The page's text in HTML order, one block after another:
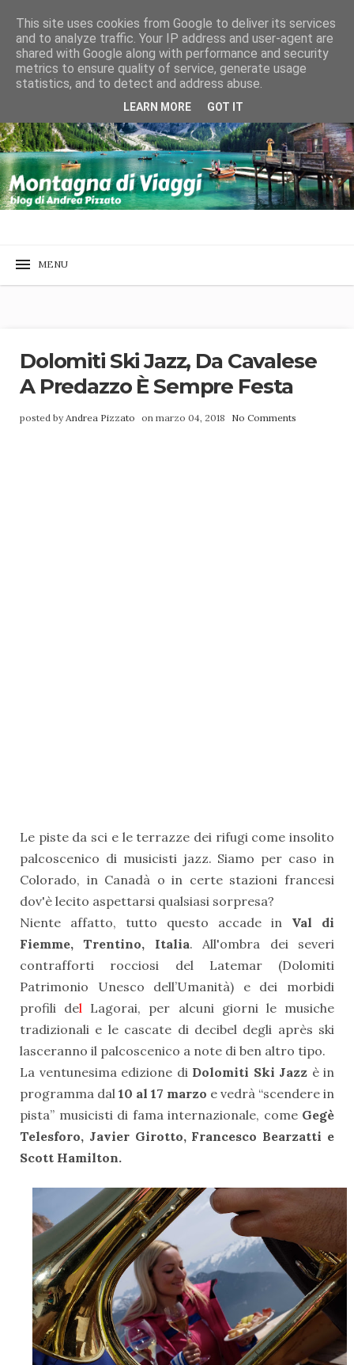
Dolomiti Ski Jazz, Da Cavalese
A Predazzo È Sempre Festa
posted by Andrea Pizzato on marzo 04, 2018 No Comments
Le piste da sci e le terrazze dei rifugi come insolito
palcoscenico di musicisti jazz. Siamo per caso in
Colorado, in Canadà o in certe stazioni francesi
dov'è lecito aspettarsi qualsiasi sorpresa?
Niente affatto, tutto questo accade in Val di
Fiemme, Trentino, Italia. All'ombra dei severi
contrafforti rocciosi del Latemar (Dolomiti
Patrimonio Unesco dell’Umanità) e dei morbidi
profili del Lagorai, per alcuni giorni le musiche
tradizionali e le cascate di decibel degli après ski
lasceranno il palcoscenico a note di ben altro tipo.
La ventunesima edizione di Dolomiti Ski Jazz è in
programma dal 10 al 17 marzo e vedrà “scendere in
pista” musicisti di fama internazionale, come Gegè
Telesforo, Javier Girotto, Francesco Bearzatti e
Scott Hamilton.
This site uses cookies from Google to deliver its services
and to analyze traffic. Your IP address and user-agent are
shared with Google along with performance and security
metrics to ensure quality of service, generate usage
statistics, and to detect and address abuse.
LEARN MORE GOT IT